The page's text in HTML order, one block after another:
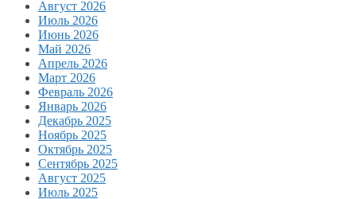
Август 2026
Июль 2026
Июнь 2026
Май 2026
Апрель 2026
Март 2026
Февраль 2026
Январь 2026
Декабрь 2025
Ноябрь 2025
Октябрь 2025
Сентябрь 2025
Август 2025
Июль 2025